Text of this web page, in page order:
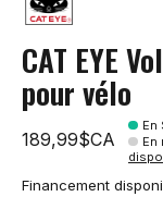
CAT EYE
pour vélo
189,99$CA
En
En
Financement